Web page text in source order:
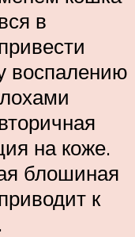
в
воспалению
на коже.
блошиная
к